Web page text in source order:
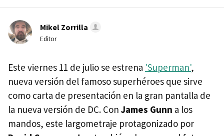
Mikel Zorrilla
Editor
Este viernes 11 de julio se estrena 'Superman',
nueva versión del famoso superhéroes que sirve
como carta de presentación en la gran pantalla de
la nueva versión de DC. Con James Gunn a los
mandos, este largometraje protagonizado por